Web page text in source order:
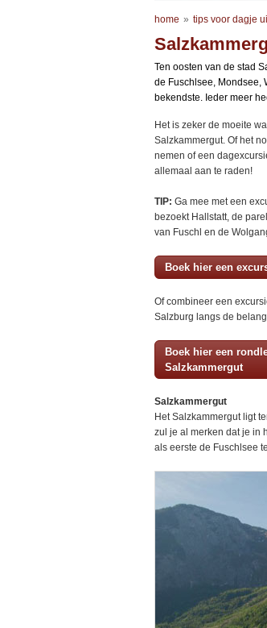
home » tips voor dagje
Ten oosten van de stad
de Fuschlsee, Mondsee,
bekendste. Ieder meer
Het is zeker de moeite
Salzkammergut. Of het
nemen of een
allemaal aan te raden!
TIP: Ga mee met een
bezoekt Hallstatt, de
van Fuschl en de
Boek hier een
Of combineer een
Salzburg langs de
Boek hier een
Salzkammergut
Salzkammergut
Het Salzkammergut ligt
zul je al merken dat je in
als eerste de Fuschlsee